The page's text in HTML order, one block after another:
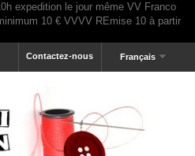
Français
Contactez-nous